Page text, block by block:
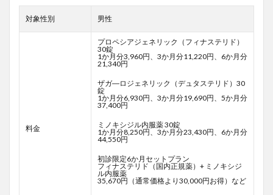
対象性別 男性
料金
プロペシアジェネリック（フィナステリド）
30錠
1か月分3,960円、3か月分11,220円、6か月分
21,340円
ザガ―ロジェネリック（デュタステリド）30
錠
1か月分6,930円、3か月分19,690円、5か月分
37,400円
ミノキシジル内服薬 30錠
1か月分8,250円、3か月分23,430円、6か月分
44,550円
初診限定6か月セットプラン
フィナステリド（国内正規薬）+ ミノキシジ
ル内服薬
35,670円（通常価格より30,000円お得）など